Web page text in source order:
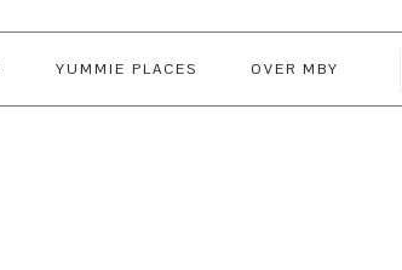
YUMMIE PLACES OVER MBY